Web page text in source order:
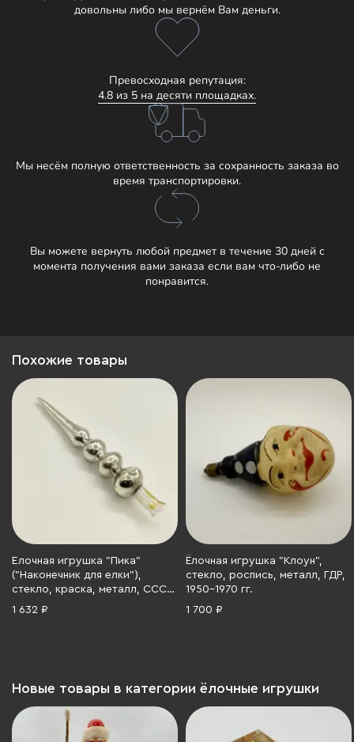
довольны либо мы вернём Вам деньги.
Превосходная репутация:
4.8 из 5 на десяти площадках.
Мы несём полную ответственность за сохранность заказа во
время транспортировки.
Вы можете вернуть любой предмет в течение 30 дней с
момента получения вами заказа если вам что-либо не
понравится.
Похожие товары
Елочная игрушка "Пика"
("Наконечник для елки"),
стекло, краска, металл, СССР,
1970-1980 гг.
1 632 ₽
Ёлочная игрушка "Клоун",
стекло, роспись, металл, ГДР,
1950-1970 гг.
1 700 ₽
Новые товары в категории ёлочные игрушки